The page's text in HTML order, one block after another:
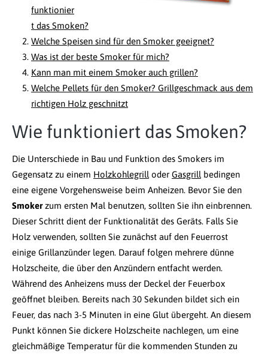
funktionier
t das Smoken?
Welche Speisen sind für den Smoker geeignet?
Was ist der beste Smoker für mich?
Kann man mit einem Smoker auch grillen?
Welche Pellets für den Smoker? Grillgeschmack aus dem
richtigen Holz geschnitzt
Wie funktioniert das Smoken?
Die Unterschiede in Bau und Funktion des Smokers im
Gegensatz zu einem Holzkohlegrilloder Gasgrillbedingen
eine eigene Vorgehensweise beim Anheizen. Bevor Sie den
Smokerzum ersten Mal benutzen, sollten Sie ihn einbrennen.
Dieser Schritt dient der Funktionalität des Geräts. Falls Sie
Holz verwenden, sollten Sie zunächst auf den Feuerrost
einige Grillanzünder legen. Darauf folgen mehrere dünne
Holzscheite, die über den Anzündern entfacht werden.
Während des Anheizens muss der Deckel der Feuerbox
geöffnet bleiben. Bereits nach 30 Sekunden bildet sich ein
Feuer, das nach 3-5 Minuten in eine Glut übergeht. An diesem
Punkt können Sie dickere Holzscheite nachlegen, um eine
gleichmäßige Temperatur für die kommenden Stunden zu